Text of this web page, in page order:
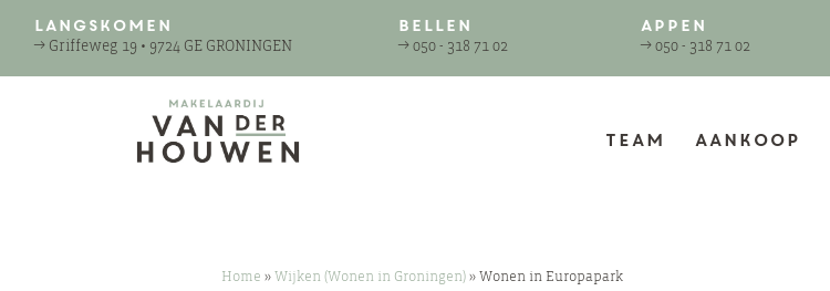
Langskomen
→ Griffeweg 19 • 9724 GE GRONINGEN
Bellen
→ 050 - 318 71 02
Appen
→050 - 318 71 02
Team Aankoop
Home » Wijken (Wonen in Groningen) » Wonen in Europapark